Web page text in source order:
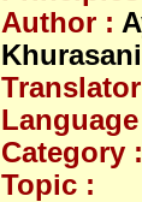
Author :
Khurasani
Category :
Topic :